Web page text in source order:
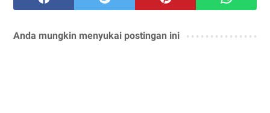
Anda mungkin menyukai postingan ini